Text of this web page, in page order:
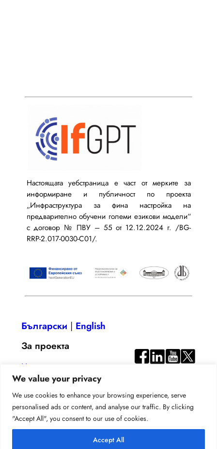
We value your privacy
We use cookies to enhance your browsing experience, serve
personalised ads or content, and analyse our traffic. By clicking
"Accept All", you consent to our use of cookies.
Accept All
Настоящата уебстраница е част от мерките за
информиране и публичност по проекта
„Инфраструктура за фина настройка на
предварително обучени големи езикови модели“
с договор № ПВУ – 55 от 12.12.2024 г. /BG-
RRP-2.017-0030-C01/.
Български | English
За проекта
Цели
Резултати
Публикации
Новини
Контакти